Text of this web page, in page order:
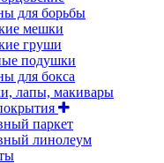
для борьбы
мешки
груши
подушки
для бокса
лапы, макивары
паркет
линолеум